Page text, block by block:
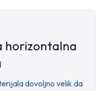
horizontalna
dovoljno velik da